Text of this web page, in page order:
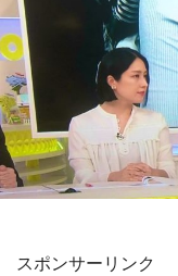
スポンサーリンク